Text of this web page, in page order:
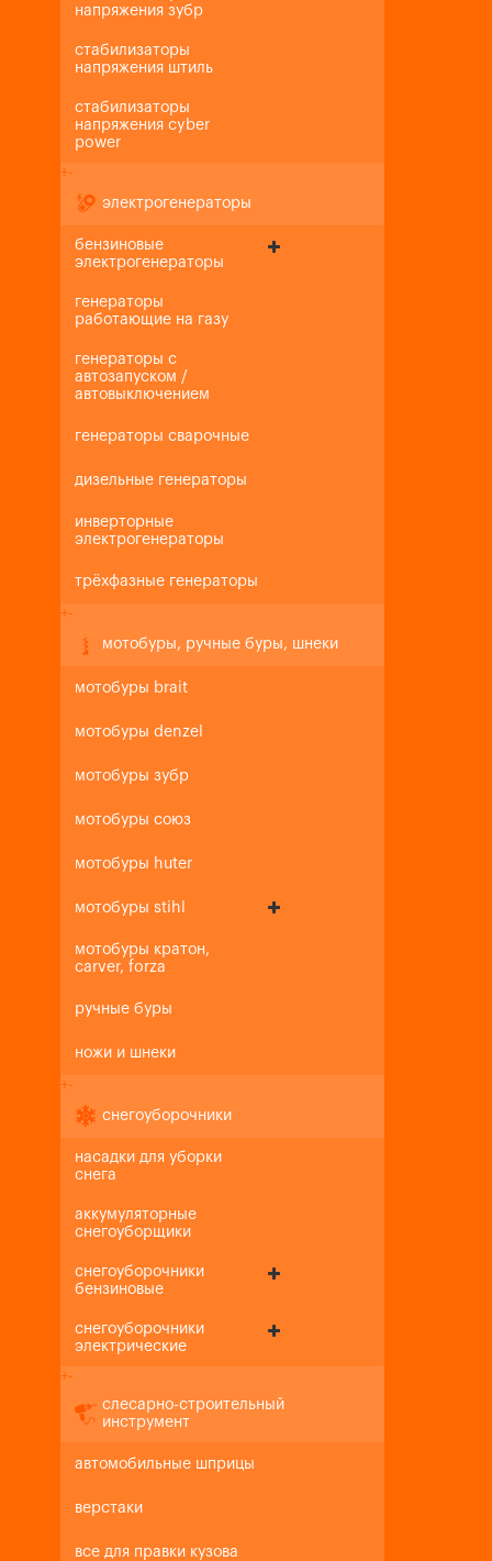
напряжения зубр
стабилизаторы
напряжения штиль
стабилизаторы
напряжения cyber
power
+-
электрогенераторы
бензиновые
электрогенераторы
генераторы
работающие на газу
генераторы с
автозапуском /
автовыключением
генераторы сварочные
дизельные генераторы
инверторные
электрогенераторы
трёхфазные генераторы
+-
мотобуры, ручные буры, шнеки
мотобуры brait
мотобуры denzel
мотобуры зубр
мотобуры союз
мотобуры huter
мотобуры stihl
мотобуры кратон,
carver, forza
ручные буры
ножи и шнеки
+-
снегоуборочники
насадки для уборки
снега
аккумуляторные
снегоуборщики
снегоуборочники
бензиновые
снегоуборочники
электрические
+-
слесарно-строительный
инструмент
автомобильные шприцы
верстаки
все для правки кузова